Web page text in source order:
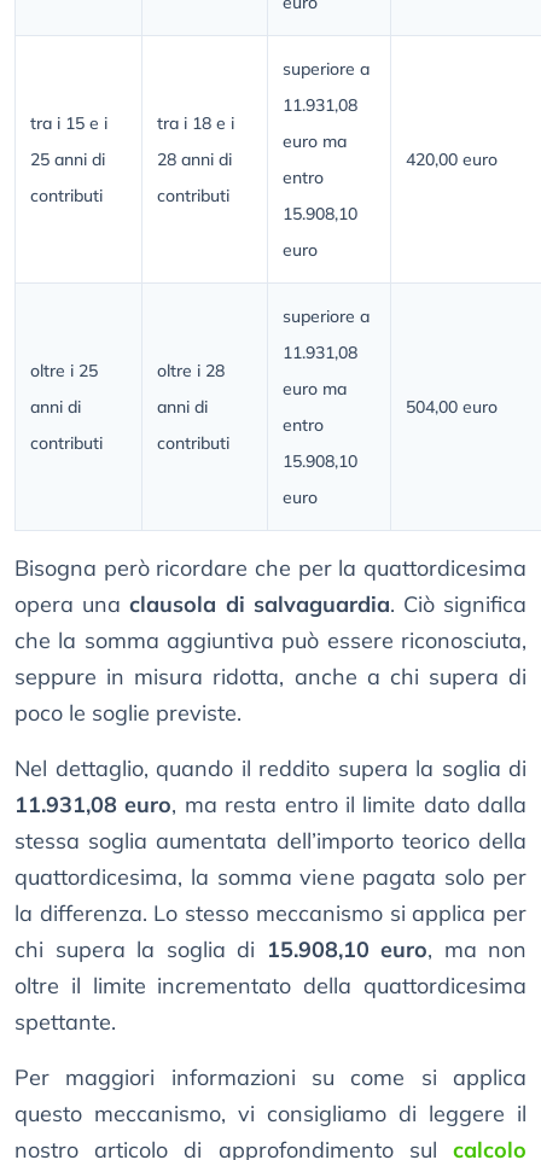
tra i 15 e i
25 anni di
contributi
tra i 18 e i
28 anni di
contributi
superiore a
11.931,08
euro ma
entro
15.908,10
euro
420,00 euro
oltre i 25
anni di
contributi
oltre i 28
anni di
contributi
superiore a
11.931,08
euro ma
entro
15.908,10
euro
504,00 euro
Bisogna però ricordare che per la quattordicesima
opera unaclausola di salvaguardia. Ciò significa
che la somma aggiuntiva può essere riconosciuta,
seppure in misura ridotta, anche a chi supera di
poco le soglie previste.
Nel dettaglio, quando il reddito supera la soglia di
11.931,08 euro, ma resta entro il limite dato dalla
stessa soglia aumentata dell’importo teorico della
quattordicesima, la somma viene pagata solo per
la differenza. Lo stesso meccanismo si applica per
chi supera la soglia di 15.908,10 euro, ma non
oltre il limite incrementato della quattordicesima
spettante.
Per maggiori informazioni su come si applica
questo meccanismo, vi consigliamo di leggere il
nostro articolo di approfondimento sul calcolo